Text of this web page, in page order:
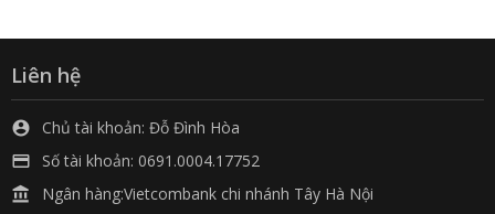
Liên hệ
 Chủ tài khoản: Đỗ Đình Hòa
 Số tài khoản: 0691.0004.17752
 Ngân hàng:Vietcombank chi nhánh Tây Hà Nội